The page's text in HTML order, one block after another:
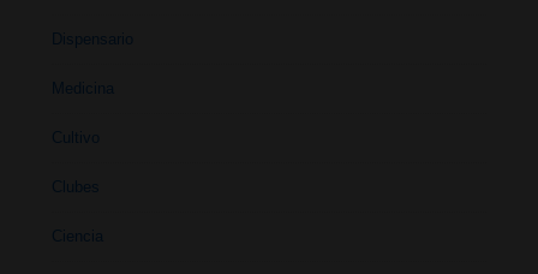
Dispensario
Medicina
Cultivo
Clubes
Ciencia